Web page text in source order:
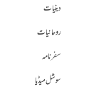
دینیات
روحانیات
سفرنامہ
سوشل میڈیا